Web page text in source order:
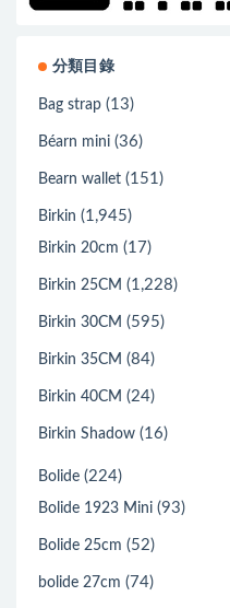
分類目錄
Bag strap (13)
Béarn mini (36)
Bearn wallet (151)
Birkin (1,945)
Birkin 20cm (17)
Birkin 25CM (1,228)
Birkin 30CM (595)
Birkin 35CM (84)
Birkin 40CM (24)
Birkin Shadow (16)
Bolide (224)
Bolide 1923 Mini (93)
Bolide 25cm (52)
bolide 27cm (74)